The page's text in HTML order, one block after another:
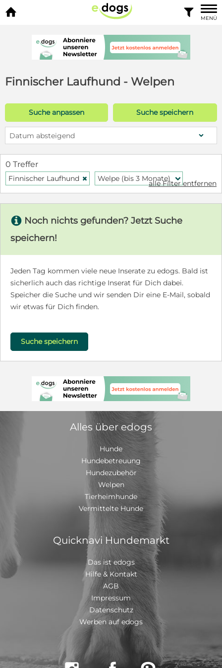
 
MENÜ
Finnischer Laufhund - Welpen
Suche anpassen Suche speichern
Datum absteigend
0 Treffer
Finnischer Laufhund H Welpe (bis 3 Monate) f
alle Filter entfernen
s Noch nichts gefunden? Jetzt Suche
speichern!
Jeden Tag kommen viele neue Inserate zu edogs. Bald ist
sicherlich auch das richtige Inserat für Dich dabei.
Speicher die Suche und wir senden Dir eine E-Mail, sobald
wir etwas für Dich finden.
Suche speichern
Alles über edogs
Hunde
Hundebetreuung
Hundezubehör
Welpen
Tierheimhunde
Vermittelte Hunde
Quicknavi Hundemarkt
Das ist edogs
Hilfe & Kontakt
AGB
Impressum
Datenschutz
Werben auf edogs